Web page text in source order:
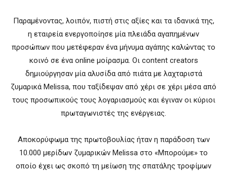
Παραμένοντας, λοιπόν, πιστή στις αξίες και τα ιδανικά της,
η εταιρεία ενεργοποίησε μία πλειάδα αγαπημένων
προσώπων που μετέφεραν ένα μήνυμα αγάπης καλώντας το
κοινό σε ένα online μοίρασμα. Οι content creators
δημιούργησαν μία αλυσίδα από πιάτα με λαχταριστά
ζυμαρικά Melissa, που ταξίδεψαν από χέρι σε χέρι μέσα από
τους προσωπικούς τους λογαριασμούς και έγιναν οι κύριοι
πρωταγωνιστές της ενέργειας.
Αποκορύφωμα της πρωτοβουλίας ήταν η παράδοση των
10.000 μερίδων ζυμαρικών Melissa στο «Μπορούμε» το
οποίο έχει ως σκοπό τη μείωση της σπατάλης τροφίμων